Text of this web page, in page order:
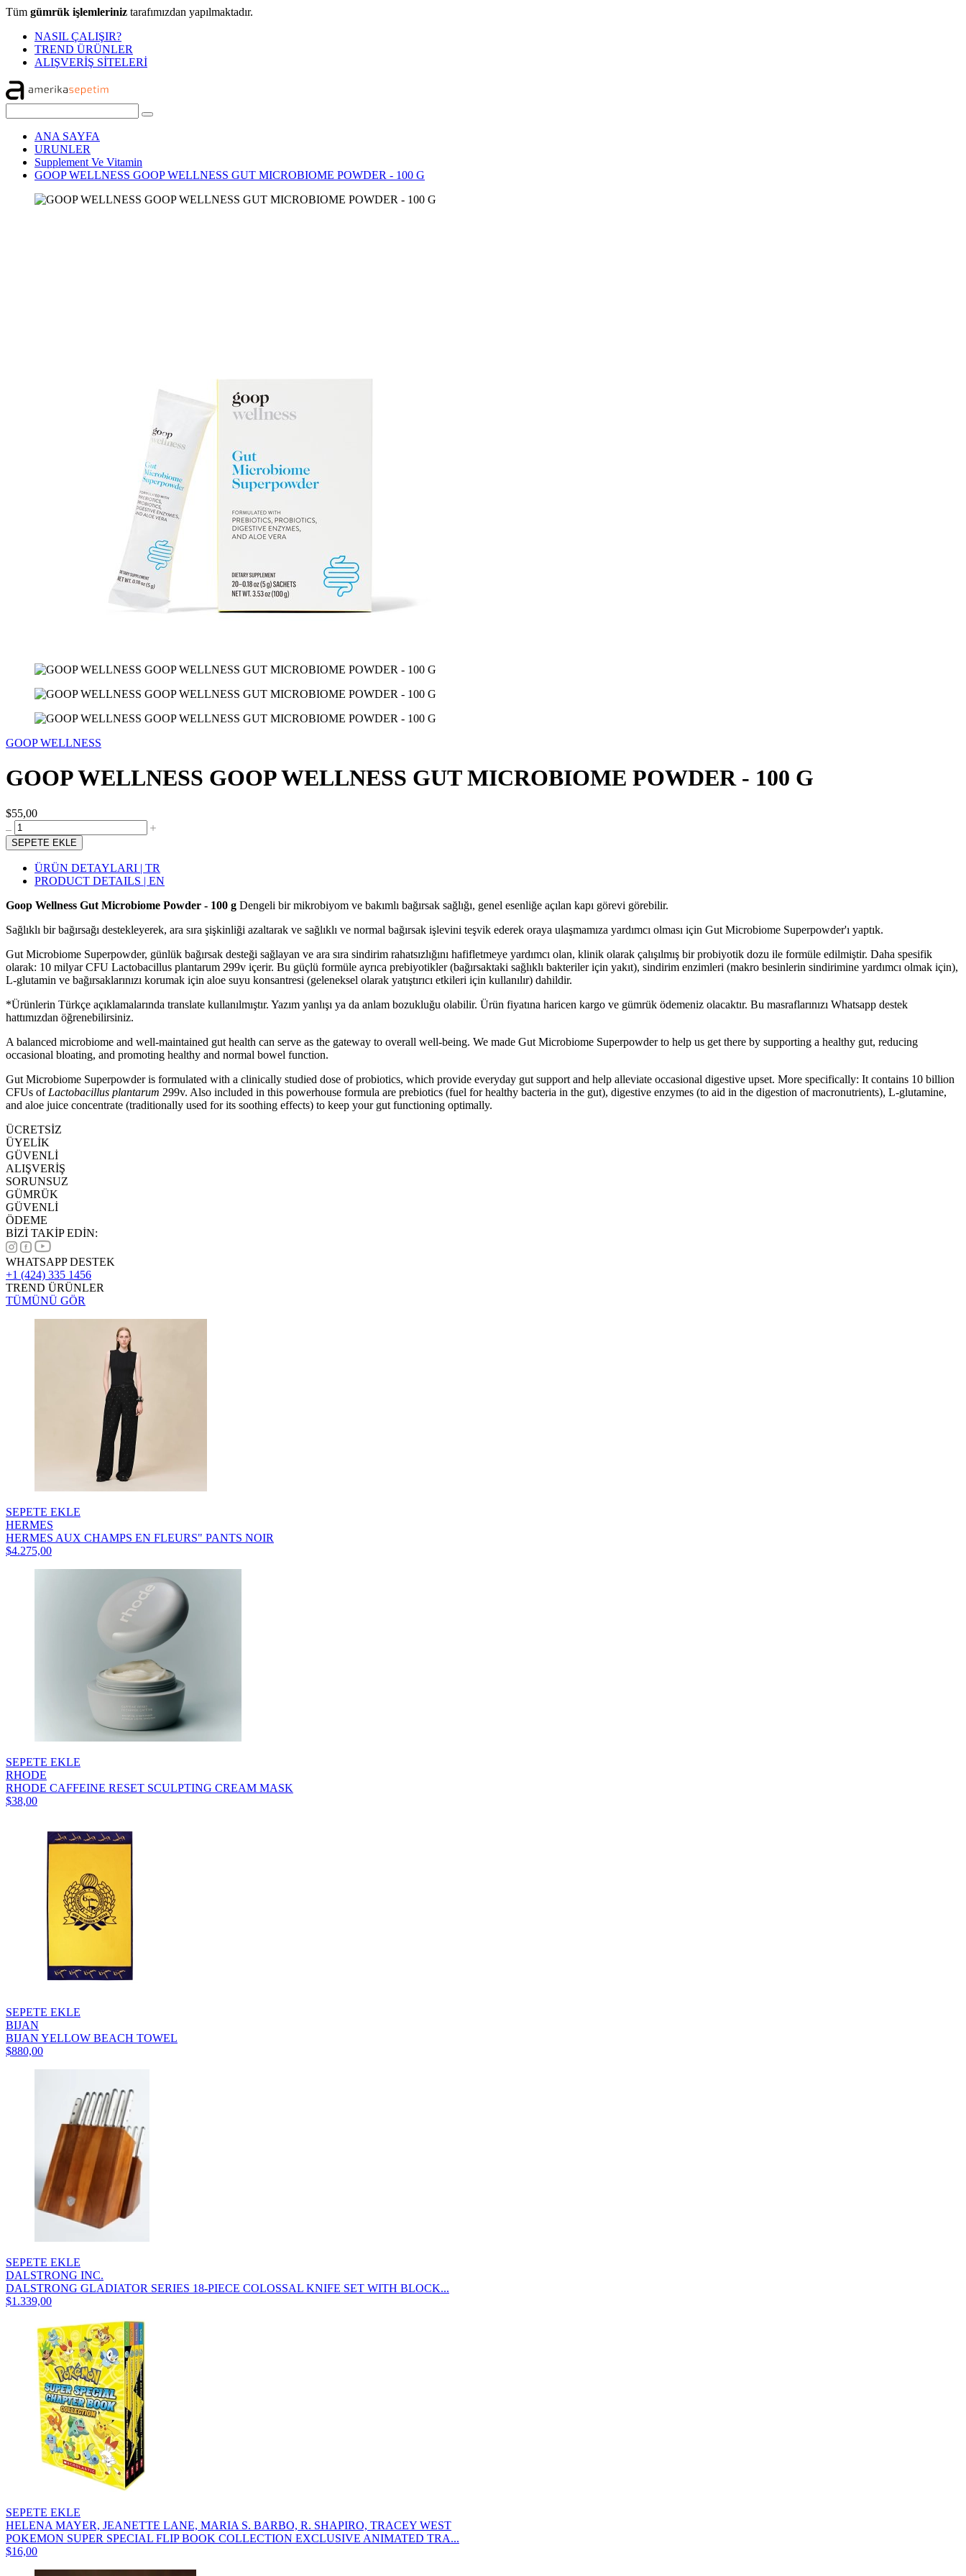
Tüm gümrük işlemleriniz tarafımızdan yapılmaktadır.
NASIL ÇALIŞIR?
TREND ÜRÜNLER
ALIŞVERİŞ SİTELERİ
ANA SAYFA
URUNLER
Supplement Ve Vitamin
GOOP WELLNESS GOOP WELLNESS GUT MICROBIOME POWDER - 100 G
GOOP WELLNESS
GOOP WELLNESS GOOP WELLNESS GUT MICROBIOME POWDER - 100 G
$55,00
SEPETE EKLE
ÜRÜN DETAYLARI | TR
PRODUCT DETAILS | EN
Goop Wellness Gut Microbiome Powder - 100 g Dengeli bir mikrobiyom ve bakımlı bağırsak sağlığı, genel esenliğe açılan kapı görevi görebilir.
Sağlıklı bir bağırsağı destekleyerek, ara sıra şişkinliği azaltarak ve sağlıklı ve normal bağırsak işlevini teşvik ederek oraya ulaşmamıza yardımcı olması için Gut Microbiome Superpowder'ı yaptık.
Gut Microbiome Superpowder, günlük bağırsak desteği sağlayan ve ara sıra sindirim rahatsızlığını hafifletmeye yardımcı olan, klinik olarak çalışılmış bir probiyotik dozu ile formüle edilmiştir. Daha spesifik
olarak: 10 milyar CFU Lactobacillus plantarum 299v içerir. Bu güçlü formüle ayrıca prebiyotikler (bağırsaktaki sağlıklı bakteriler için yakıt), sindirim enzimleri (makro besinlerin sindirimine yardımcı olmak için),
L-glutamin ve bağırsaklarınızı korumak için aloe suyu konsantresi (geleneksel olarak yatıştırıcı etkileri için kullanılır) dahildir.
*Ürünlerin Türkçe açıklamalarında translate kullanılmıştır. Yazım yanlışı ya da anlam bozukluğu olabilir. Ürün fiyatına haricen kargo ve gümrük ödemeniz olacaktır. Bu masraflarınızı Whatsapp destek
hattımızdan öğrenebilirsiniz.
A balanced microbiome and well-maintained gut health can serve as the gateway to overall well-being. We made Gut Microbiome Superpowder to help us get there by supporting a healthy gut, reducing
occasional bloating, and promoting healthy and normal bowel function.
Gut Microbiome Superpowder is formulated with a clinically studied dose of probiotics, which provide everyday gut support and help alleviate occasional digestive upset. More specifically: It contains 10 billion
CFUs of Lactobacillus plantarum 299v. Also included in this powerhouse formula are prebiotics (fuel for healthy bacteria in the gut), digestive enzymes (to aid in the digestion of macronutrients), L-glutamine,
and aloe juice concentrate (traditionally used for its soothing effects) to keep your gut functioning optimally.
ÜCRETSİZ
ÜYELİK
GÜVENLİ
ALIŞVERİŞ
SORUNSUZ
GÜMRÜK
GÜVENLİ
ÖDEME
BİZİ TAKİP EDİN:
WHATSAPP DESTEK
+1 (424) 335 1456
TREND ÜRÜNLER
TÜMÜNÜ GÖR
SEPETE EKLE
HERMES
HERMES AUX CHAMPS EN FLEURS" PANTS NOIR
$4.275,00
SEPETE EKLE
RHODE
RHODE CAFFEINE RESET SCULPTING CREAM MASK
$38,00
SEPETE EKLE
BIJAN
BIJAN YELLOW BEACH TOWEL
$880,00
SEPETE EKLE
DALSTRONG INC.
DALSTRONG GLADIATOR SERIES 18-PIECE COLOSSAL KNIFE SET WITH BLOCK...
$1.339,00
SEPETE EKLE
HELENA MAYER, JEANETTE LANE, MARIA S. BARBO, R. SHAPIRO, TRACEY WEST
POKEMON SUPER SPECIAL FLIP BOOK COLLECTION EXCLUSIVE ANIMATED TRA...
$16,00